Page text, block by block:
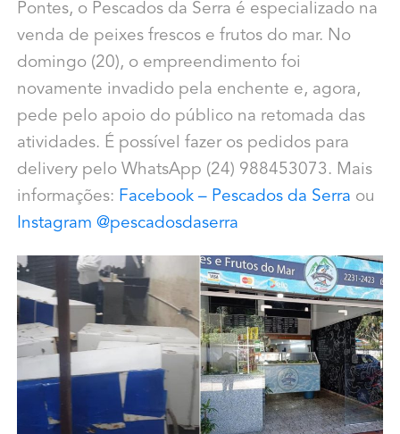
Pontes, o Pescados da Serra é especializado na
venda de peixes frescos e frutos do mar. No
domingo (20), o empreendimento foi
novamente invadido pela enchente e, agora,
pede pelo apoio do público na retomada das
atividades. É possível fazer os pedidos para
delivery pelo WhatsApp (24) 988453073. Mais
informações: Facebook – Pescados da Serra ou
Instagram @pescadosdaserra